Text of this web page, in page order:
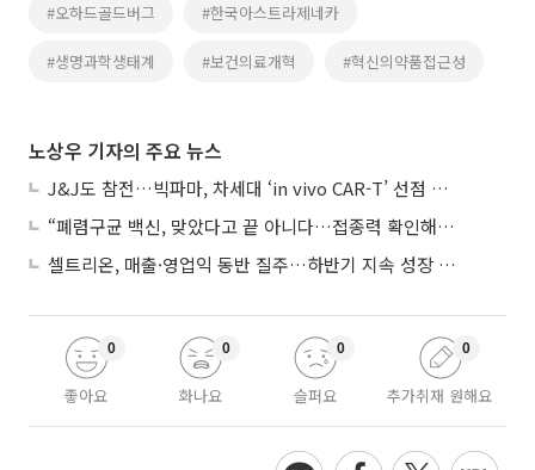
#오하드골드버그 #한국아스트라제네카
#생명과학생태계 #보건의료개혁 #혁신의약품접근성
노상우 기자의 주요 뉴스
J&J도 참전…빅파마, 차세대 ‘in vivo CAR-T’ 선점 경쟁 본격화
“폐렴구균 백신, 맞았다고 끝 아니다…접종력 확인해야”
셀트리온, 매출·영업익 동반 질주…하반기 지속 성장 전망에 주목
좋아요
0
화나요
0
슬퍼요
0
추가취재 원해요
0